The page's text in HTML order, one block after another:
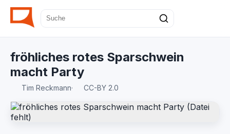
fröhliches rotes Sparschwein
macht Party
Tim Reckmann· CC-BY 2.0